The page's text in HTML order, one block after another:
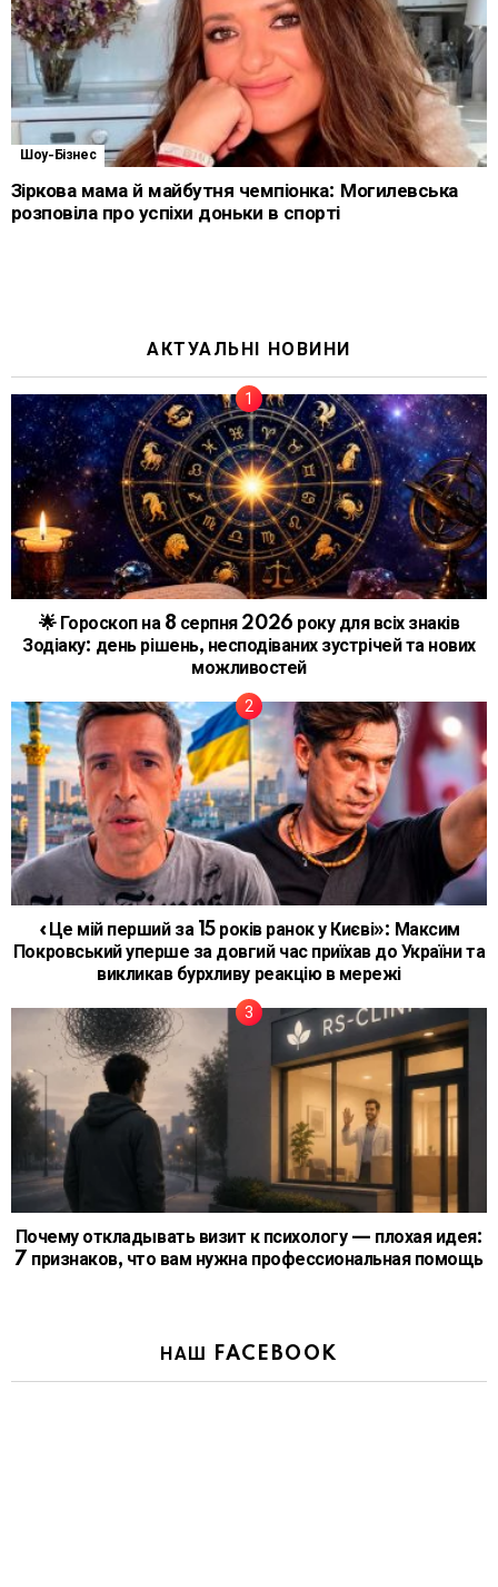
Шоу-Бізнес
Зіркова мама й майбутня чемпіонка: Могилевська
розповіла про успіхи доньки в спорті
АКТУАЛЬНІ НОВИНИ
🌟 Гороскоп на 8 серпня 2026 року для всіх знаків
Зодіаку: день рішень, несподіваних зустрічей та нових
можливостей
«Це мій перший за 15 років ранок у Києві»: Максим
Покровський уперше за довгий час приїхав до України та
викликав бурхливу реакцію в мережі
Почему откладывать визит к психологу — плохая идея:
7 признаков, что вам нужна профессиональная помощь
НАШ FACEBOOK